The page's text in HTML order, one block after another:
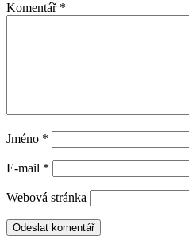
Komentář *
Jméno *
E-mail *
Webová stránka